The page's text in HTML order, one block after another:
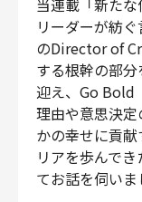
人事
セキュリティ・
リーダーが紡
のDirector of
する根幹の部
迎え、Go Bold
理由や意思決
かの幸せに貢
リアを歩んで
てお話を伺いま